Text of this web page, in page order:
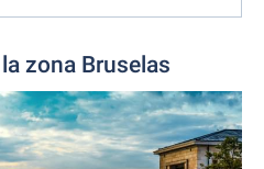
zona Bruselas